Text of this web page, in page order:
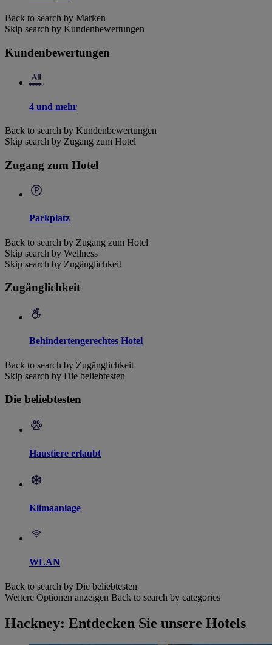
Back to search by Marken
Skip search by Kundenbewertungen
Kundenbewertungen
4 und mehr
Back to search by Kundenbewertungen
Skip search by Zugang zum Hotel
Zugang zum Hotel
Parkplatz
Back to search by Zugang zum Hotel
Skip search by Wellness
Skip search by Zugänglichkeit
Zugänglichkeit
Behindertengerechtes Hotel
Back to search by Zugänglichkeit
Skip search by Die beliebtesten
Die beliebtesten
Haustiere erlaubt
Klimaanlage
WLAN
Back to search by Die beliebtesten
Weitere Optionen anzeigen Back to search by categories
Hackney: Entdecken Sie unsere Hotels